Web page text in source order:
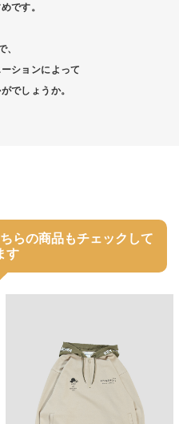
です。
、
ションによって
でしょうか。
らの商品もチェックして
す